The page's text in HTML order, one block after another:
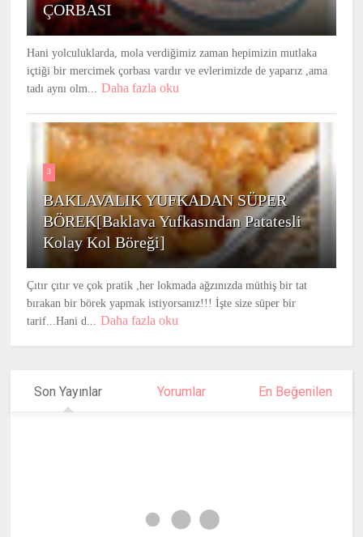
ÇORBASI
Hani yolculuklarda, mola verdiğimiz zaman hepimizin mutlaka
içtiği bir mercimek çorbası vardır ve evlerimizde de yaparız ,ama
tadı aynı olm... Daha fazla oku
3
BAKLAVALIK YUFKADAN SÜPER
BÖREK[Baklava Yufkasından Patatesli
Kolay Kol Böreği]
Çıtır çıtır ve çok pratik ,her lokmada ağzınızda müthiş bir tat
bırakan bir börek yapmak istiyorsanız!!! İşte size süper bir
tarif...Hani d... Daha fazla oku
Son Yayınlar Yorumlar En Beğenilen